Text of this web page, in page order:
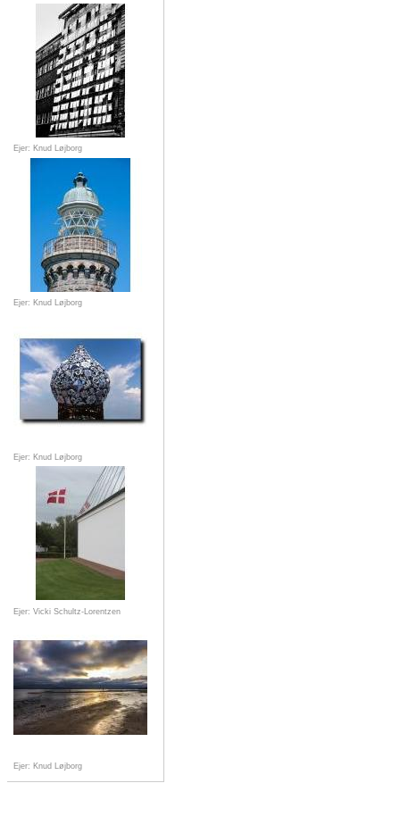
Ejer: Knud Løjborg
Ejer: Knud Løjborg
Ejer: Knud Løjborg
Ejer: Vicki Schultz-Lorentzen
Ejer: Knud Løjborg